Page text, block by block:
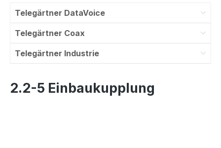
Telegärtner DataVoice
Telegärtner Coax
Telegärtner Industrie
2.2-5 Einbaukupplung